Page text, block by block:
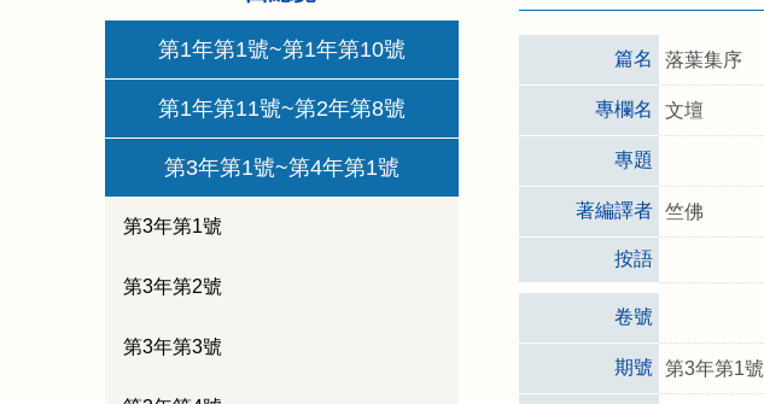
第1年第1號~第1年第10號
第1年第11號~第2年第8號
第3年第1號~第4年第1號
第3年第1號
第3年第2號
第3年第3號
篇名 落葉集序
專欄名 文壇
專題
著編譯者 竺佛
按語
卷號
期號 第3年第1號